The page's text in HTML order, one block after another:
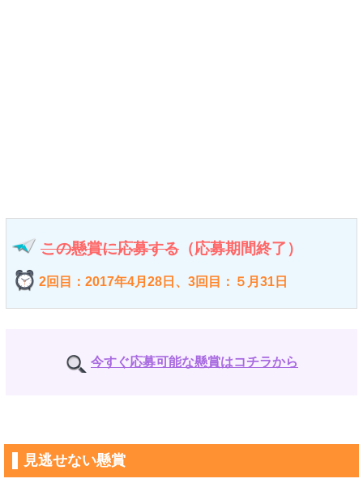
この懸賞に応募する （応募期間終了）
2回目：2017年4月28日、3回目：５月31日
今すぐ応募可能な懸賞はコチラから
見逃せない懸賞